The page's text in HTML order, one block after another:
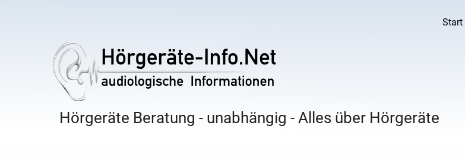
Start
Hörgeräte Beratung - unabhängig - Alles über Hörgeräte